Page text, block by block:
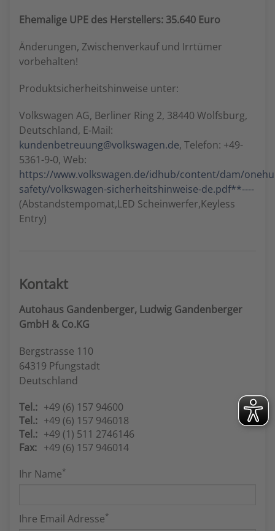
Ehemalige UPE des Herstellers: 35.640 Euro
Änderungen, Zwischenverkauf und Irrtümer
vorbehalten!
Produktsicherheitshinweise unter:
Volkswagen AG, Berliner Ring 2, 38440 Wolfsburg,
Deutschland, E-Mail:
kundenbetreuung@volkswagen.de, Telefon: +49-
5361-9-0, Web:
https://www.volkswagen.de/idhub/content/dam/
safety/volkswagen-sicherheitshinweise-de.pdf**----
(Abstandstempomat,LED Scheinwerfer,Keyless
Entry)
Kontakt
Autohaus Gandenberger, Ludwig Gandenberger
GmbH & Co.KG
Bergstrasse 110
64319 Pfungstadt
Deutschland
Tel.: +49 (6) 157 94600
Tel.: +49 (6) 157 946018
Tel.: +49 (1) 511 2746146
Fax: +49 (6) 157 946014
Ihr Name*
Ihre Email Adresse*